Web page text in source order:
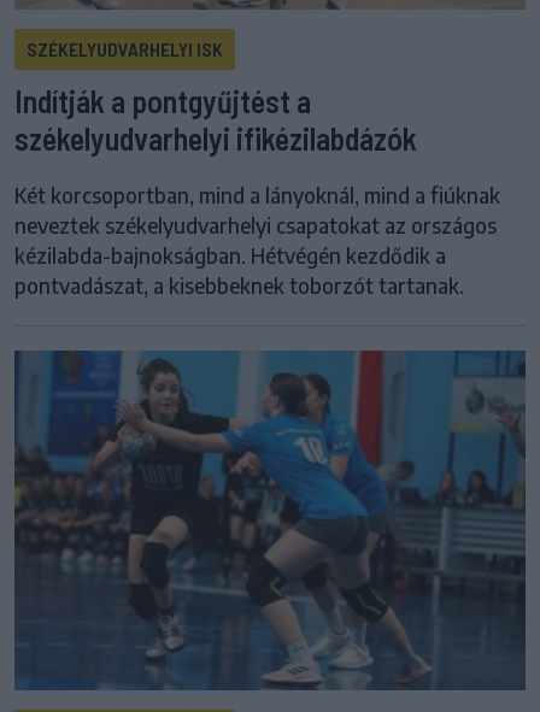
SZÉKELYUDVARHELYI ISK
Indítják a pontgyűjtést a
székelyudvarhelyi ifikézilabdázók
Két korcsoportban, mind a lányoknál, mind a fiúknak
neveztek székelyudvarhelyi csapatokat az országos
kézilabda-bajnokságban. Hétvégén kezdődik a
pontvadászat, a kisebbeknek toborzót tartanak.